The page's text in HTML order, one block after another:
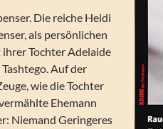
Die reiche Heidi
als persönlichen
Tochter Adelaide
Auf der
wie die Tochter
Ehemann
Niemand Geringeres